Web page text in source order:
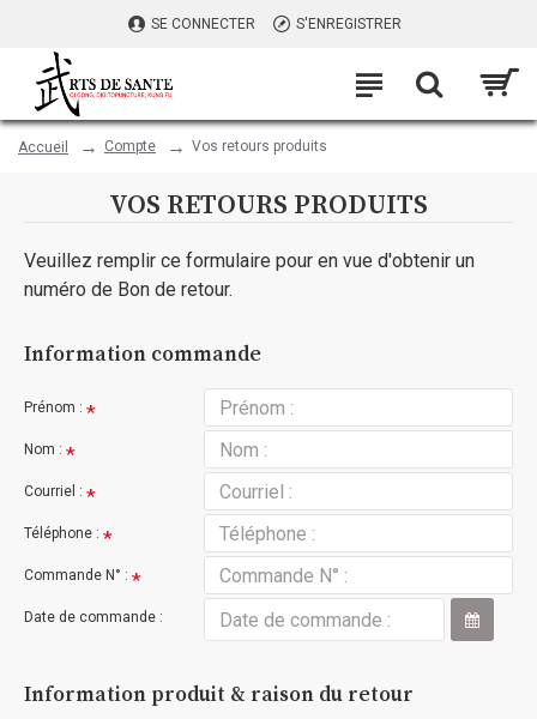
SE CONNECTER S'ENREGISTRER
Accueil Compte Vos retours produits
VOS RETOURS PRODUITS
Veuillez remplir ce formulaire pour en vue d'obtenir un
numéro de Bon de retour.
Information commande
Prénom :
Nom :
Courriel :
Téléphone :
Commande N° :
Date de commande :
Information produit & raison du retour